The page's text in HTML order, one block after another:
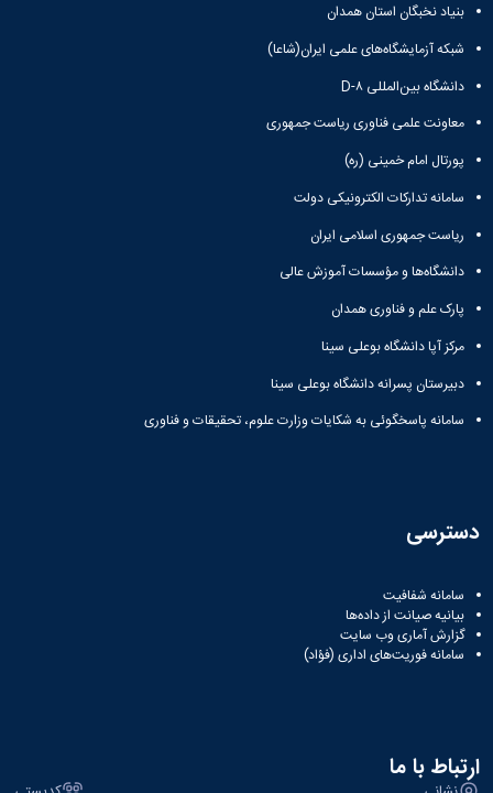
بنیاد نخبگان استان همدان
شبکه آزمایشگاه‌های علمی ایران(شاعا)
دانشگاه بین‌المللی D-۸
معاونت علمی فناوری ریاست جمهوری
پورتال امام خمینی (ره)
سامانه تدارکات الکترونیکی دولت
ریاست جمهوری اسلامی ایران
دانشگاه‌ها و مؤسسات آموزش عالی
پارک علم و فناوری همدان
مرکز آپا دانشگاه بوعلی سینا
دبیرستان پسرانه دانشگاه بوعلی سینا
سامانه پاسخگوئی به شکایات وزارت علوم، تحقیقات و فناوری
دسترسی
سامانه شفافیت
بیانیه صیانت از داده‌ها
گزارش آماری وب‌ سایت
سامانه فوریت‌های اداری (فؤاد)
ارتباط با ما